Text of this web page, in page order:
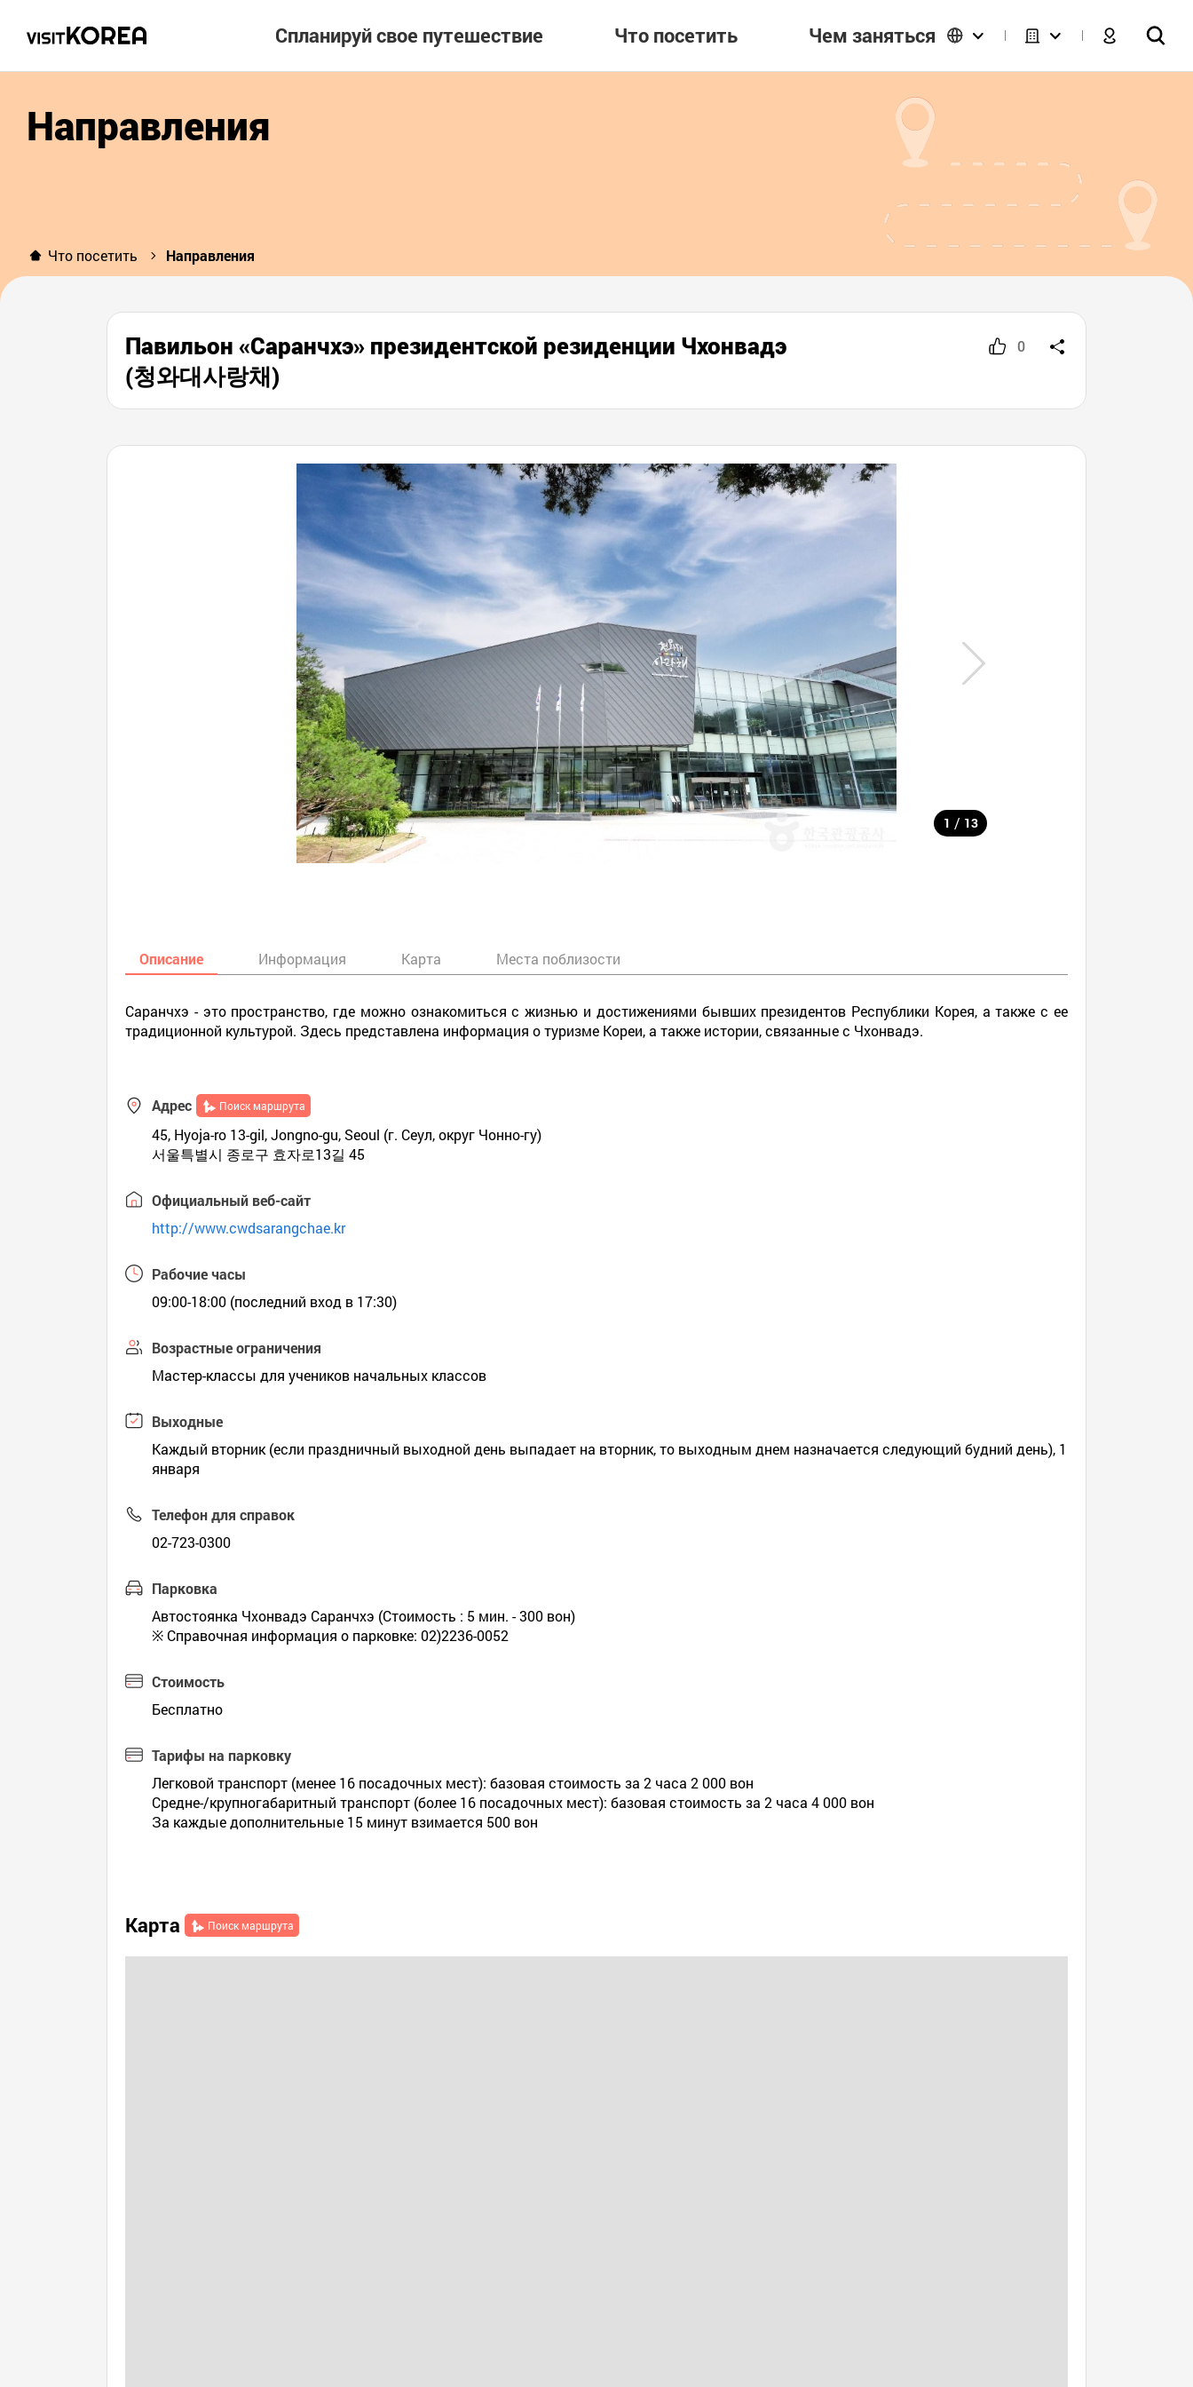
Спланируй свое путешествие Что посетить Чем заняться
Направления
Что посетить Направления
Павильон «Саранчхэ» президентской резиденции Чхонвадэ
(청와대사랑채)
0
1 / 13
Описание Информация Карта Места поблизости
Саранчхэ - это пространство, где можно ознакомиться с жизнью и достижениями бывших президентов Республики Корея, а также с ее
традиционной культурой. Здесь представлена информация о туризме Кореи, а также истории, связанные с Чхонвадэ.
Адрес Поиск маршрута
45, Hyoja-ro 13-gil, Jongno-gu, Seoul (г. Сеул, округ Чонно-гу)
서울특별시 종로구 효자로13길 45
Официальный веб-сайт
http://www.cwdsarangchae.kr
Рабочие часы
09:00-18:00 (последний вход в 17:30)
Возрастные ограничения
Мастер-классы для учеников начальных классов
Выходные
Каждый вторник (если праздничный выходной день выпадает на вторник, то выходным днем назначается следующий будний день), 1
января
Телефон для справок
02-723-0300
Парковка
Автостоянка Чхонвадэ Саранчхэ (Стоимость : 5 мин. - 300 вон)
※ Справочная информация о парковке: 02)2236-0052
Стоимость
Бесплатно
Тарифы на парковку
Легковой транспорт (менее 16 посадочных мест): базовая стоимость за 2 часа 2 000 вон
Средне-/крупногабаритный транспорт (более 16 посадочных мест): базовая стоимость за 2 часа 4 000 вон
За каждые дополнительные 15 минут взимается 500 вон
Карта Поиск маршрута